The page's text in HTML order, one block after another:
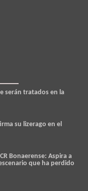
serán tratados en la
su lizerago en el
Bonaerense: Aspira a
que ha perdido